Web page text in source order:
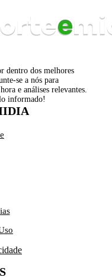
dentro dos melhores
se a nós para
e análises relevantes.
informado!